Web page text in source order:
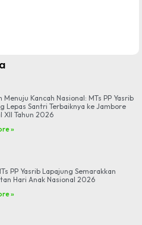
Menuju Kancah Nasional: MTs PP Yasrib
Lepas Santri Terbaiknya ke Jambore
XII Tahun 2026
»
PP Yasrib Lapajung Semarakkan
Hari Anak Nasional 2026
»